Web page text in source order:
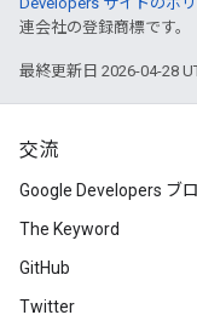
連会社の登録商標です。
最終更新日 2026-04-28
交流
Google Developers ブ
The Keyword
GitHub
Twitter